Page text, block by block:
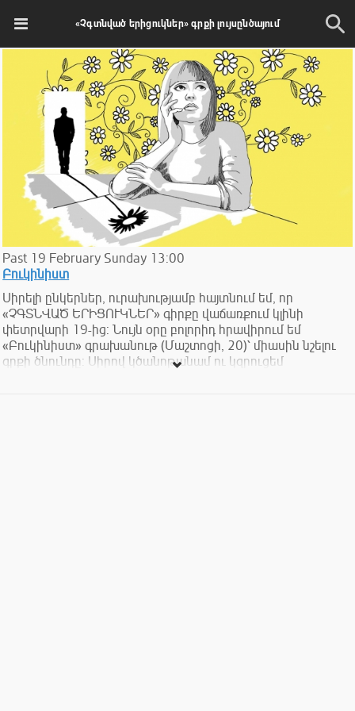
«Չգտնված երիցուկներ» գրքի լույսընծայում
Past 19 February Sunday 13:00
Բուկինիստ
Սիրելի ընկերներ, ուրախությամբ հայտնում եմ, որ
«ՉԳՏՆՎԱԾ ԵՐԻՑՈՒԿՆԵՐ» գիրքը վաճառքում կլինի
փետրվարի 19-ից: Նույն օրը բոլորիդ հրավիրում եմ
«Բուկինիստ» գրախանութ (Մաշտոցի, 20)՝ միասին նշելու
գրքի ծնունդը: Սիրով կծանոթանամ ու կզրուցեմ